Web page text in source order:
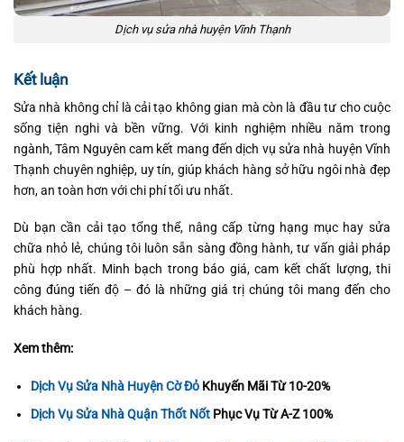
Dịch vụ sửa nhà huyện Vĩnh Thạnh
Kết luận
Sửa nhà không chỉ là cải tạo không gian mà còn là đầu tư cho cuộc
sống tiện nghi và bền vững. Với kinh nghiệm nhiều năm trong
ngành, Tâm Nguyên cam kết mang đến dịch vụ sửa nhà huyện Vĩnh
Thạnh chuyên nghiệp, uy tín, giúp khách hàng sở hữu ngôi nhà đẹp
hơn, an toàn hơn với chi phí tối ưu nhất.
Dù bạn cần cải tạo tổng thể, nâng cấp từng hạng mục hay sửa
chữa nhỏ lẻ, chúng tôi luôn sẵn sàng đồng hành, tư vấn giải pháp
phù hợp nhất. Minh bạch trong báo giá, cam kết chất lượng, thi
công đúng tiến độ – đó là những giá trị chúng tôi mang đến cho
khách hàng.
Xem thêm:
Dịch Vụ Sửa Nhà Huyện Cờ ĐỏKhuyến Mãi Từ 10-20%
Dịch Vụ Sửa Nhà Quận Thốt NốtPhục Vụ Từ A-Z 100%